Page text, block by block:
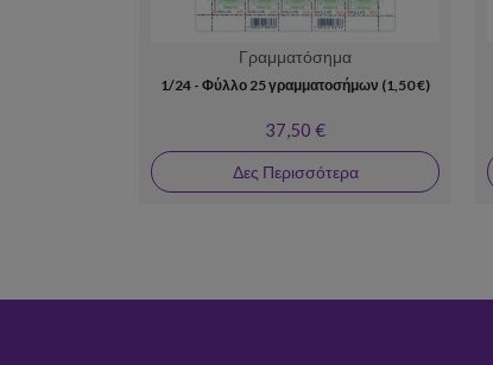
Γραμματόσημα
1/24 - Φύλλο 25 γραμματοσήμων (1,50 €)
37,50 €
Δες Περισσότερα